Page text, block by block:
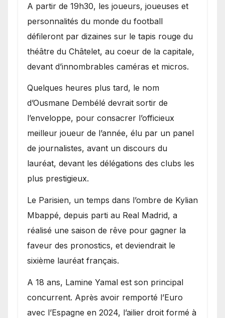
A partir de 19h30, les joueurs, joueuses et
personnalités du monde du football
défileront par dizaines sur le tapis rouge du
théâtre du Châtelet, au coeur de la capitale,
devant d’innombrables caméras et micros.
Quelques heures plus tard, le nom
d’Ousmane Dembélé devrait sortir de
l’enveloppe, pour consacrer l’officieux
meilleur joueur de l’année, élu par un panel
de journalistes, avant un discours du
lauréat, devant les délégations des clubs les
plus prestigieux.
Le Parisien, un temps dans l’ombre de Kylian
Mbappé, depuis parti au Real Madrid, a
réalisé une saison de rêve pour gagner la
faveur des pronostics, et deviendrait le
sixième lauréat français.
A 18 ans, Lamine Yamal est son principal
concurrent. Après avoir remporté l’Euro
avec l’Espagne en 2024, l’ailier droit formé à